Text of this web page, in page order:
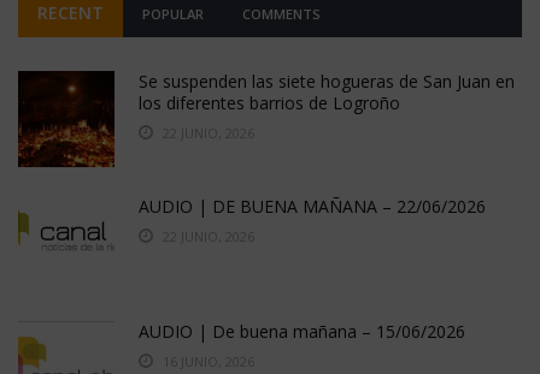
RECENT POPULAR COMMENTS
Se suspenden las siete hogueras de San Juan en
los diferentes barrios de Logroño
22 JUNIO, 2026
AUDIO | DE BUENA MAÑANA – 22/06/2026
22 JUNIO, 2026
AUDIO | De buena mañana – 15/06/2026
16 JUNIO, 2026